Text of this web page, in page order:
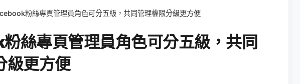
粉絲專頁管理員角色可分五級，共同管理權限分級更方便
絲專頁管理員角色可分五級，共同
級更方便